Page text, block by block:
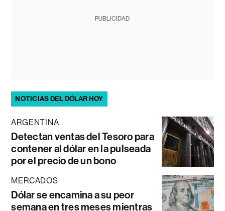
PUBLICIDAD
NOTICIAS DEL DÓLAR HOY
ARGENTINA
Detectan ventas del Tesoro para
contener al dólar en la pulseada
por el precio de un bono
MERCADOS
Dólar se encamina a su peor
semana en tres meses mientras